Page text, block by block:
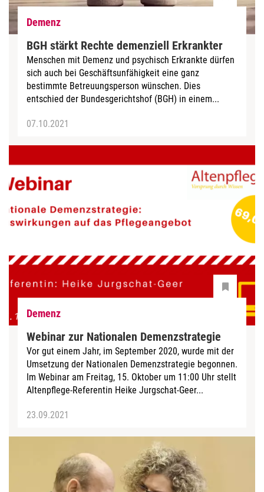
Demenz
BGH stärkt Rechte demenziell Erkrankter
Menschen mit Demenz und psychisch Erkrankte dürfen
sich auch bei Geschäftsunfähigkeit eine ganz
bestimmte Betreuungsperson wünschen. Dies
entschied der Bundesgerichtshof (BGH) in einem...
07.10.2021
Demenz
Webinar zur Nationalen Demenzstrategie
Vor gut einem Jahr, im September 2020, wurde mit der
Umsetzung der Nationalen Demenzstrategie begonnen.
Im Webinar am Freitag, 15. Oktober um 11:00 Uhr stellt
Altenpflege-Referentin Heike Jurgschat-Geer...
23.09.2021